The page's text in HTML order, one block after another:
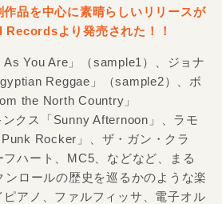
品を中心に素晴らしいリリースが
より発売された！！
You Are」（sample1）、ジョナ
Reggae」（sample2）、ボ
the North Country」
ンクス「Sunny Afternoon」、ラモ
Rocker」、ザ・ガン・クラ
ハート、MC5、などなど、まる
ンロールの歴史を巡るかのような楽
アノ、ファルフィッサ、電子オル